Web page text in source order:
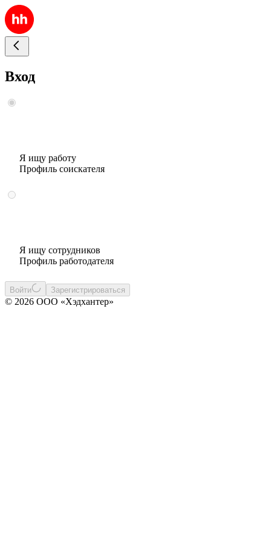
Вход
Я ищу работу
Профиль соискателя
Я ищу сотрудников
Профиль работодателя
Войти Зарегистрироваться
© 2026 ООО «Хэдхантер»